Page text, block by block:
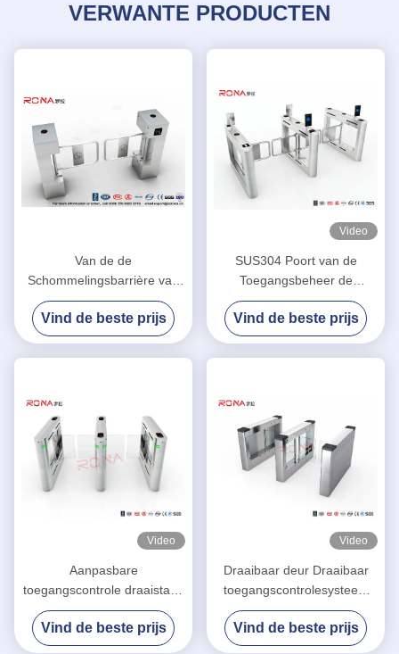
VERWANTE PRODUCTEN
Van de de
Schommelingsbarrière van
RFID Biometrische van de
de Poortbank Turnstile van
het de BrugToegangsbeheer
Vind de beste prijs
Video
SUS304 Poort van de
Toegangsbeheer de
Voetbarrière met Stem Licht
Alarm
Vind de beste prijs
Video
Aanpasbare
toegangscontrole draaistang
voor 900-1000 mm
passagierslengte
Vind de beste prijs
Video
Draaibaar deur Draaibaar
toegangscontrolesysteem
Arm Swing Barrier Gates For
Bank
Vind de beste prijs